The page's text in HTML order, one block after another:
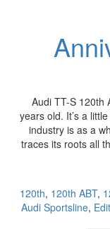
Audi TT-S
years old. It’s a
industry is as a
traces its roots
120th,120th ABT
Audi Sportsline,